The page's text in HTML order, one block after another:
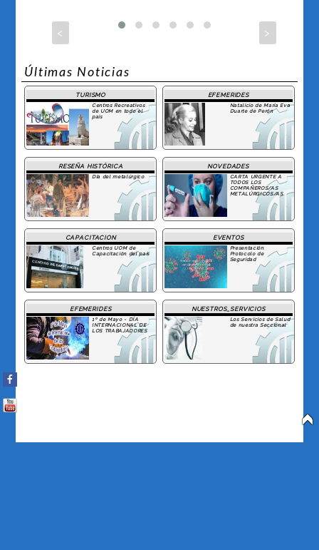
< >
Últimas Noticias
TURISMO
Centros Recreativos
de UOM en todo el
país
EFEMERIDES
Natalicio de María Eva
Duarte de Perón
RESEÑA HISTÓRICA
Día del metalúrgico
NOVEDADES
CARTA URGENTE A
TODOS LOS
COMPAÑEROS/AS
METALÚRGICOS/AS
CAPACITACION
Centros UOM de
Capacitación del país
EVENTOS
Presentación
Protocolo de
Seguridad
EFEMERIDES
1º de Mayo - DÍA
INTERNACIONAL DE
LOS TRABAJADORES
NUESTROS_SERVICIOS
Los Servicios de Salud
de nuestra Seccional